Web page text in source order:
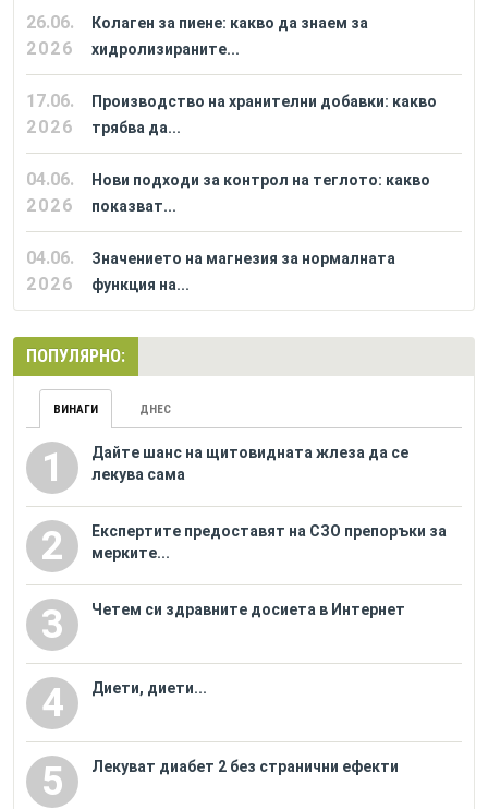
26.06.
2026
Колаген за пиене: какво да знаем за
хидролизираните...
17.06.
2026
Производство на хранителни добавки: какво
трябва да...
04.06.
2026
Нови подходи за контрол на теглото: какво
показват...
04.06.
2026
Значението на магнезия за нормалната
функция на...
ПОПУЛЯРНО:
ВИНАГИ ДНЕС
1
Дайте шанс на щитовидната жлеза да се
лекува сама
2
Eкспертите предоставят на СЗО препоръки за
мерките...
3 Четем си здравните досиета в Интернет
4 Диети, диети...
5 Лекуват диабет 2 без странични ефекти